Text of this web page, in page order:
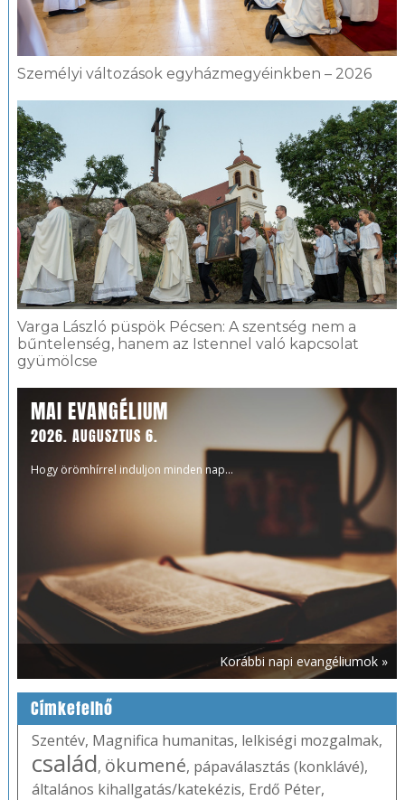
Személyi változások egyházmegyéinkben – 2026
Varga László püspök Pécsen: A szentség nem a
bűntelenség, hanem az Istennel való kapcsolat
gyümölcse
MAI EVANGÉLIUM
2026. AUGUSZTUS 6.
Hogy örömhírrel induljon minden nap...
Korábbi napi evangéliumok »
Címkefelhő
Szentév, Magnifica humanitas, lelkiségi mozgalmak,
család, ökumené, pápaválasztás (konklávé),
általános kihallgatás/katekézis, Erdő Péter,